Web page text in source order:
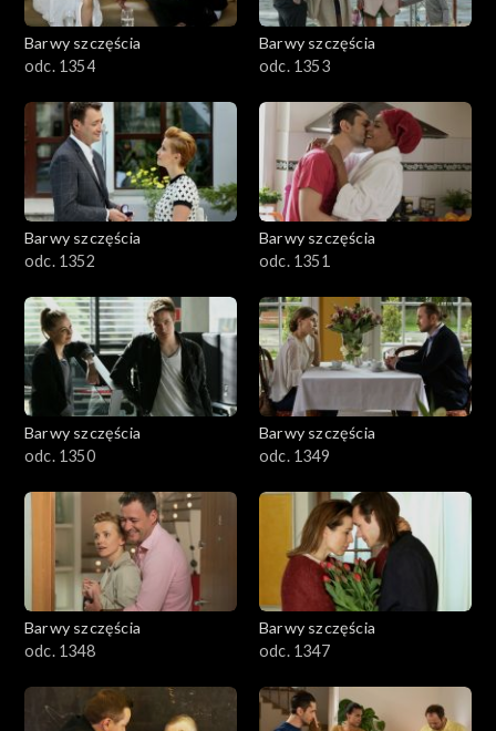
Barwy szczęścia
odc. 1354
Barwy szczęścia
odc. 1353
Barwy szczęścia
odc. 1352
Barwy szczęścia
odc. 1351
Barwy szczęścia
odc. 1350
Barwy szczęścia
odc. 1349
Barwy szczęścia
odc. 1348
Barwy szczęścia
odc. 1347